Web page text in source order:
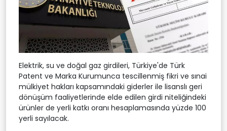
Elektrik, su ve doğal gaz girdileri, Türkiye'de Türk
Patent ve Marka Kurumunca tescillenmiş fikri ve sınai
mülkiyet hakları kapsamındaki giderler ile lisanslı geri
dönüşüm faaliyetlerinde elde edilen girdi niteliğindeki
ürünler de yerli katkı oranı hesaplamasında yüzde 100
yerli sayılacak.